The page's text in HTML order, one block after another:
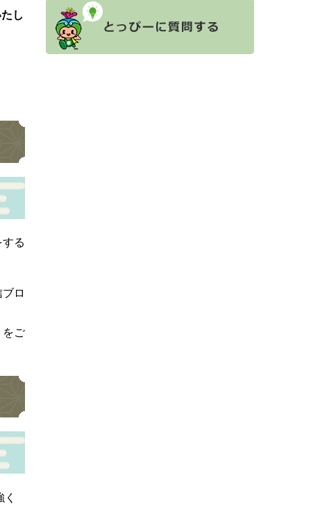
し
る
ロ
をご